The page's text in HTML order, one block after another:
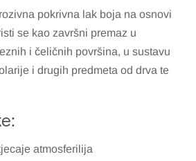
pokrivna lak boja na osnovi
se kao završni premaz u
i čeličnih površina, u sustavu
i drugih predmeta od drva te
atmosferilija